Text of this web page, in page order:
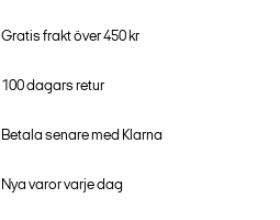
Gratis frakt över 450 kr
100 dagars retur
Betala senare med Klarna
Nya varor varje dag